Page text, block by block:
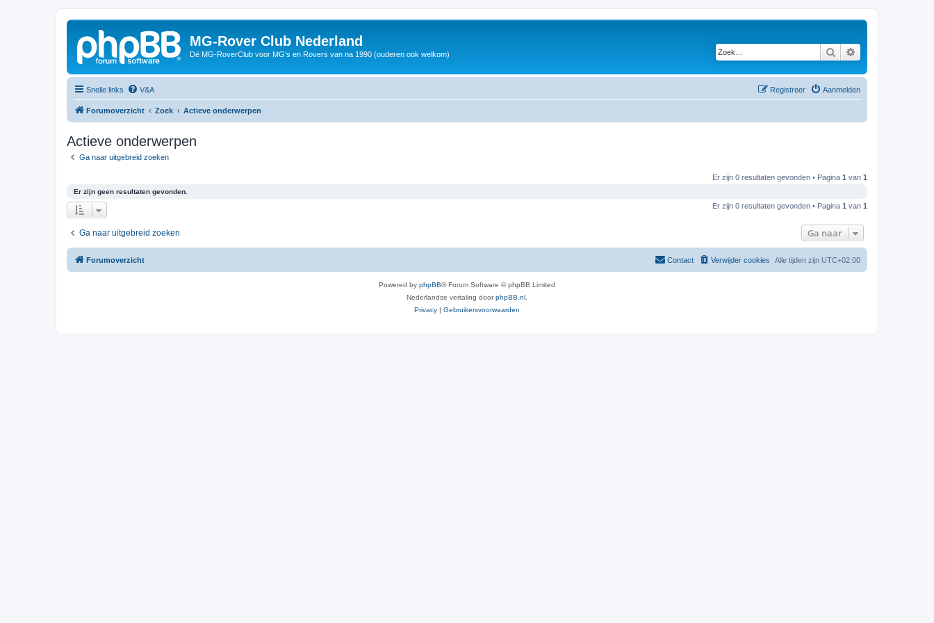
MG-Rover Club Nederland
Dé MG-RoverClub voor MG's en Rovers van na 1990 (ouderen ook welkom) Zoek
Snelle links V&A Aanmelden
Registreer
Forumoverzicht Zoek Actieve onderwerpen
Actieve onderwerpen
Ga naar uitgebreid zoeken
Er zijn 0 resultaten gevonden • Pagina 1 van 1
Er zijn geen resultaten gevonden.
Er zijn 0 resultaten gevonden • Pagina 1 van 1
Ga naar uitgebreid zoeken Ga naar
Forumoverzicht Alle tijden zijn UTC+02:00
Verwijder cookies
Contact
Powered by phpBB® Forum Software © phpBB Limited
Nederlandse vertaling doorphpBB.nl
Privacy | Gebruikersvoorwaarden